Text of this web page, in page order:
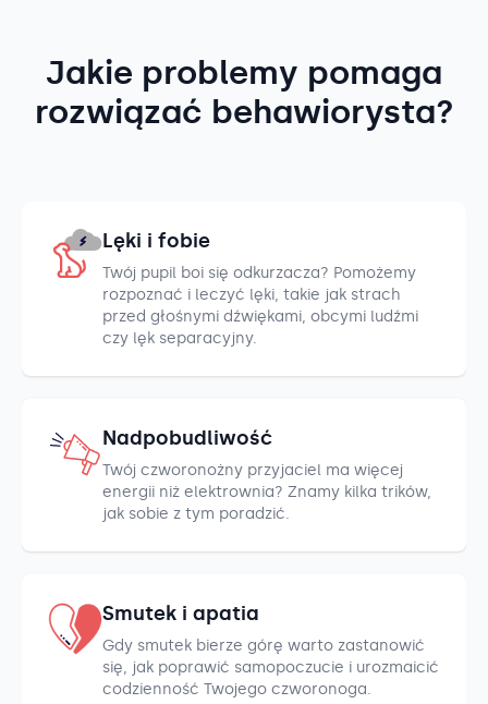
Jakie problemy pomaga
rozwiązać behawiorysta?
Lęki i fobie
Twój pupil boi się odkurzacza? Pomożemy
rozpoznać i leczyć lęki, takie jak strach
przed głośnymi dźwiękami, obcymi ludźmi
czy lęk separacyjny.
Nadpobudliwość
Twój czworonożny przyjaciel ma więcej
energii niż elektrownia? Znamy kilka trików,
jak sobie z tym poradzić.
Smutek i apatia
Gdy smutek bierze górę warto zastanowić
się, jak poprawić samopoczucie i urozmaicić
codzienność Twojego czworonoga.